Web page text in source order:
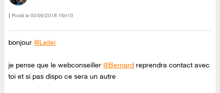
Posté le ‎05/09/2018 16h10
bonjour@Leilei
je pense que le webconseiller@Bernard reprendra contact avec
toi et si pas dispo ce sera un autre